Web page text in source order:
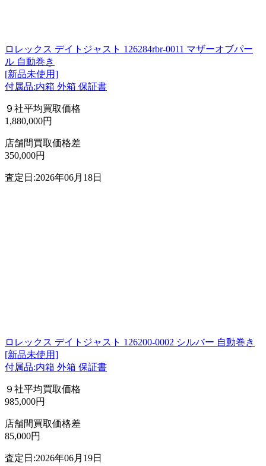
ロレックス デイトジャスト 126284rbr-0011 マザーオブパー
ル 自動巻き
[新品未使用]
付属品:内箱 外箱 保証書
９社平均買取価格
1,880,000円
店舗間買取価格差
350,000円
査定日:2026年06月18日
ロレックス デイトジャスト 126200-0002 シルバー 自動巻き
[新品未使用]
付属品:内箱 外箱 保証書
９社平均買取価格
985,000円
店舗間買取価格差
85,000円
査定日:2026年06月19日